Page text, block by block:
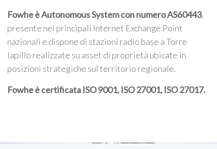
Fowhe è Autonomous System con numero AS60443,
presente nei principali Internet Exchange Point
nazionali e dispone di stazioni radio base a Torre
lapillo realizzate su asset di proprietà ubicate in
posizioni strategiche sul territorio regionale.
Fowhe è certificata ISO 9001, ISO 27001, ISO 27017.